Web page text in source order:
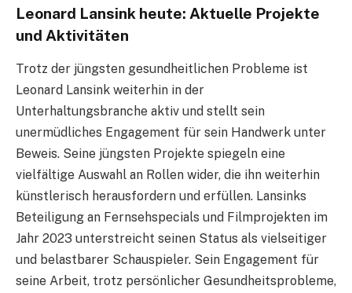
Leonard Lansink heute: Aktuelle Projekte
und Aktivitäten
Trotz der jüngsten gesundheitlichen Probleme ist
Leonard Lansink weiterhin in der
Unterhaltungsbranche aktiv und stellt sein
unermüdliches Engagement für sein Handwerk unter
Beweis. Seine jüngsten Projekte spiegeln eine
vielfältige Auswahl an Rollen wider, die ihn weiterhin
künstlerisch herausfordern und erfüllen. Lansinks
Beteiligung an Fernsehspecials und Filmprojekten im
Jahr 2023 unterstreicht seinen Status als vielseitiger
und belastbarer Schauspieler. Sein Engagement für
seine Arbeit, trotz persönlicher Gesundheitsprobleme,